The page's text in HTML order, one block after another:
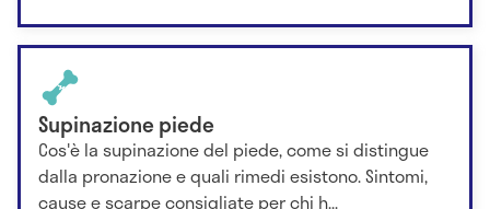
Supinazione piede
Cos'è la supinazione del piede, come si distingue
dalla pronazione e quali rimedi esistono. Sintomi,
cause e scarpe consigliate per chi h...